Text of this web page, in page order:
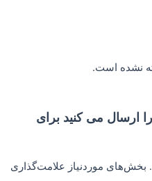
کنید برای
علامت‌گذاری